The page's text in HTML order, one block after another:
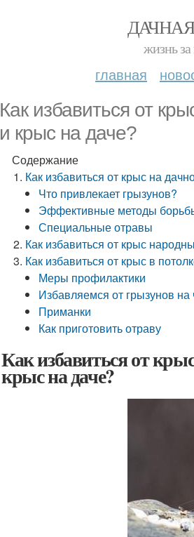
жизнь
главная
Как избавиться от
и крыс на даче?
Содержание
Как избавиться от крыс на
Что привлекает грызунов?
Эффективные методы
Специальные отравы
Как избавиться от крыс
Как избавиться от крыс в
Меры профилактики
Избавляемся от грызунов на
Приманки
Как приготовить отраву
Как избавиться от
крыс на даче?